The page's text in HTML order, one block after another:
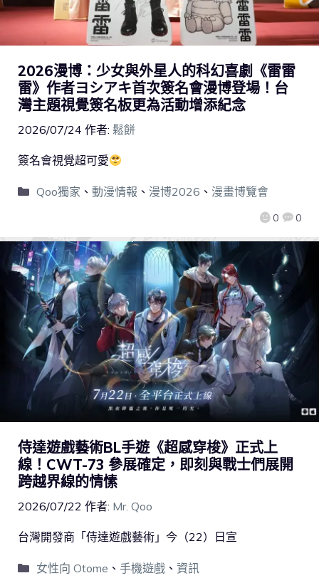
2026漫博：少女與外星人的科幻喜劇《雷雷
雷》作者ヨシアキ首次簽名會漫博登場！台
灣主題視覺簽名板更為活動增添紀念
2026/07/24 作者: 鬆餅
0 0
簽名會視覺超可愛
Qoo獨家 、 動漫情報 、 漫博2026 、 漫畫博覽會
侍達遊戲藝術BL手遊《超感穿梭》正式上
線！CWT-73 參展確定，即刻與戰士們展開
跨越界線的情愫
2026/07/22 作者: Mr. Qoo
台灣開發商「侍達遊戲藝術」今（22）日宣
女性向 Otome 、 手機遊戲、 資訊